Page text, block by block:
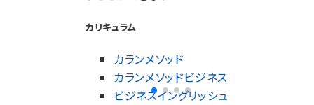
カリキュラム
カランメソッド
カランメソッドビジネス
ビジネスイングリッシュ